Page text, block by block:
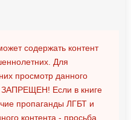
содержать контент
Для
просмотр данного
Если в книге
пропаганды ЛГБТ и
контента - просьба